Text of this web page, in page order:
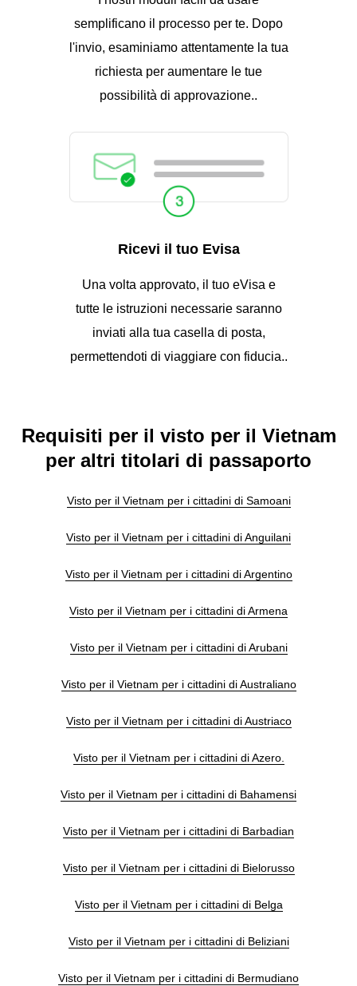
semplificano il processo per te. Dopo
l'invio, esaminiamo attentamente la tua
richiesta per aumentare le tue
possibilità di approvazione..
Ricevi il tuo Evisa
Una volta approvato, il tuo eVisa e
tutte le istruzioni necessarie saranno
inviati alla tua casella di posta,
permettendoti di viaggiare con fiducia..
Requisiti per il visto per il Vietnam
per altri titolari di passaporto
Visto per il Vietnam per i cittadini di Samoani
Visto per il Vietnam per i cittadini di Anguilani
Visto per il Vietnam per i cittadini di Argentino
Visto per il Vietnam per i cittadini di Armena
Visto per il Vietnam per i cittadini di Arubani
Visto per il Vietnam per i cittadini di Australiano
Visto per il Vietnam per i cittadini di Austriaco
Visto per il Vietnam per i cittadini di Azero.
Visto per il Vietnam per i cittadini di Bahamensi
Visto per il Vietnam per i cittadini di Barbadian
Visto per il Vietnam per i cittadini di Bielorusso
Visto per il Vietnam per i cittadini di Belga
Visto per il Vietnam per i cittadini di Beliziani
Visto per il Vietnam per i cittadini di Bermudiano